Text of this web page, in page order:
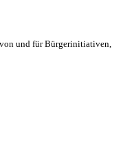
und für Bürgerinitiativen,